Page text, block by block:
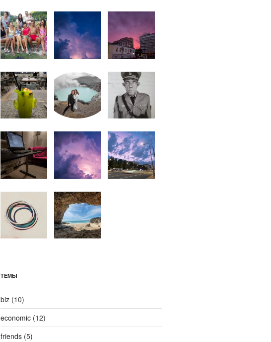
ТЕМЫ
biz(10)
economic(12)
friends(5)